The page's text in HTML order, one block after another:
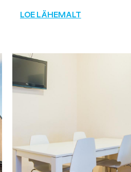
LOE LÄHEMALT